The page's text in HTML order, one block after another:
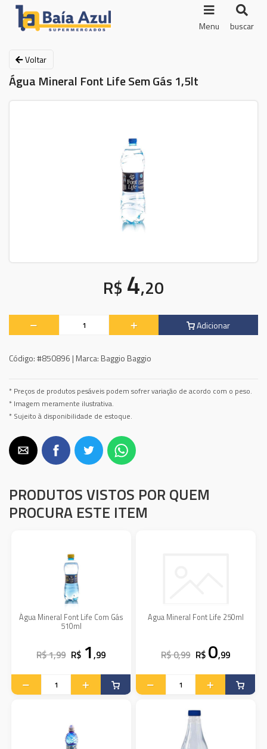
Menu buscar
Voltar
Água Mineral Font Life Sem Gás 1,5lt
R$ 4,20
Adicionar
Código:#850896 | Marca: Baggio Baggio
* Preços de produtos pesáveis podem sofrer variação de acordo com o peso.
* Imagem meramente ilustrativa.
* Sujeito à disponibilidade de estoque.
PRODUTOS VISTOS POR QUEM
PROCURA ESTE ITEM
Água Mineral Font Life Com Gás
510ml
R$ 1,99 R$ 1,99
Agua Mineral Font Life 250ml
R$ 0,99 R$ 0,99